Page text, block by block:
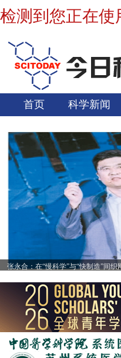
检测到您正在
首页 科学新闻
张永合：在“慢科学”与“快制造”间织